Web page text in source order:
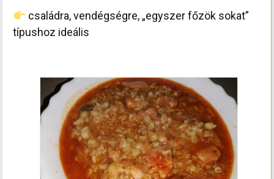
családra, vendégségre, „egyszer főzök sokat”
típushoz ideális